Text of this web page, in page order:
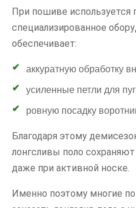
При пошиве используется
специализированное
обеспечивает:
аккуратную обработку
усиленные петли для
ровную посадку
Благодаря этому
лонгсливы поло
даже при активной носке.
Именно поэтому многие